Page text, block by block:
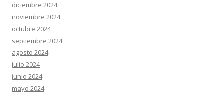
diciembre 2024
noviembre 2024
octubre 2024
septiembre 2024
agosto 2024
julio 2024
junio 2024
mayo 2024